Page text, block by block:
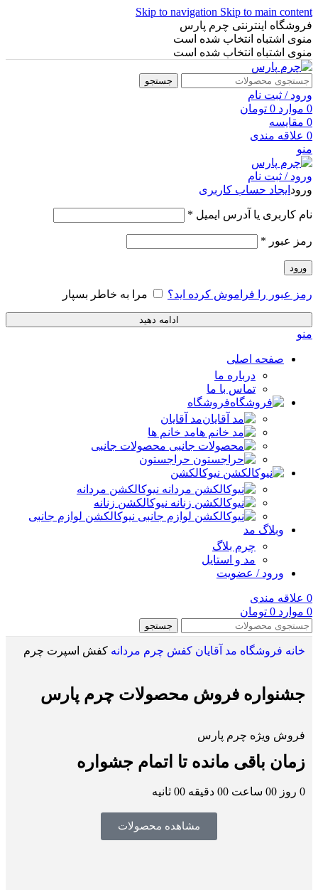
Skip to navigation Skip to main content
فروشگاه اینترنتی چرم پارس
منوی اشتباه انتخاب شده است
منوی اشتباه انتخاب شده است
جستجو
ورود / ثبت نام
0 موارد 0 تومان
0 مقایسه
0 علاقه مندی
منو
ورود / ثبت نام
ورود ایجاد حساب کاربری
نام کاربری یا آدرس ایمیل *
رمز عبور *
ورود
رمز عبور را فراموش کرده اید؟ مرا به خاطر بسپار
ادامه دهید
منو
صفحه اصلی
درباره ما
تماس با ما
فروشگاه
مد آقایان
مد خانم ها
محصولات جانبی
حراجستون
نیوکالکشن
نیوکالکشن مردانه
نیوکالکشن زنانه
نیوکالکشن لوازم جانبی
وبلاگ مد
چرم بلاگ
مد و استایل
ورود / عضویت
0 علاقه مندی
0 موارد 0 تومان
جستجو
خانه فروشگاه مد آقایان کفش چرم مردانه کفش اسپرت چرم
جشنواره فروش محصولات چرم پارس
فروش ویژه چرم پارس
زمان باقی مانده تا اتمام جشواره
0 روز 00 ساعت 00 دقیقه 00 ثانیه
مشاهده محصولات